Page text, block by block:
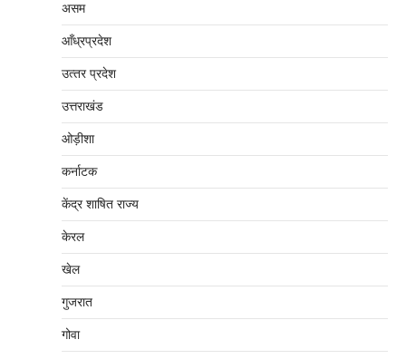
असम
आँध्रप्रदेश
उत्‍तर प्रदेश
उत्तराखंड
ओड़ीशा
कर्नाटक
केंद्र शाषित राज्य
केरल
खेल
गुजरात
गोवा